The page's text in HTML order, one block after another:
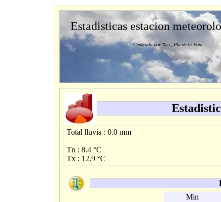
Estadisticas estacion
Generado por Xert, Pla de la Font